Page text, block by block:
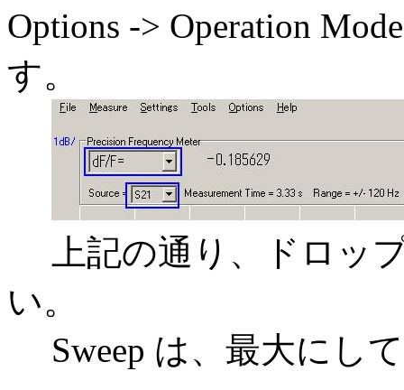
Options -> Operation
す。
上記の通り、ドロッ
い。
Sweep は、最大にし